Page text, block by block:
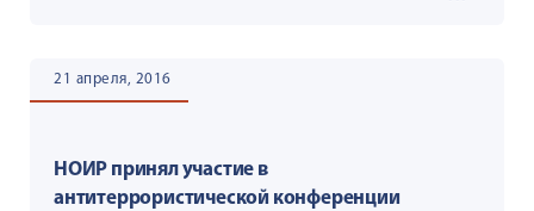
НОИР принял участие в
антитеррористической конференции
21 апреля, 2016